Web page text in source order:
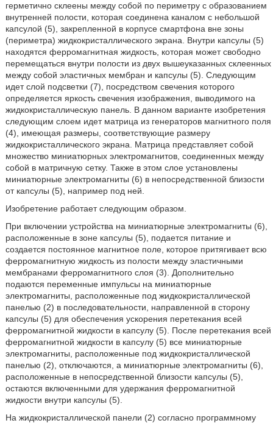
герметично склеены между собой по периметру с образованием
внутренней полости, которая соединена каналом с небольшой
капсулой (5), закрепленной в корпусе смартфона вне зоны
(периметра) жидкокристаллического экрана. Внутри капсулы (5)
находятся ферромагнитная жидкость, которая может свободно
перемещаться внутри полости из двух вышеуказанных склеенных
между собой эластичных мембран и капсулы (5). Следующим
идет слой подсветки (7), посредством свечения которого
определяется яркость свечения изображения, выводимого на
жидкокристаллическую панель. В данном варианте изобретения
следующим слоем идет матрица из генераторов магнитного поля
(4), имеющая размеры, соответствующие размеру
жидкокристаллического экрана. Матрица представляет собой
множество миниатюрных электромагнитов, соединенных между
собой в матричную сетку. Также в этом слое установлены
миниатюрные электромагниты (6) в непосредственной близости
от капсулы (5), например под ней.
Изобретение работает следующим образом.
При включении устройства на миниатюрные электромагниты (6),
расположенные в зоне капсулы (5), подается питание и
создается постоянное магнитное поле, которое притягивает всю
ферромагнитную жидкость из полости между эластичными
мембранами ферромагнитного слоя (3). Дополнительно
подаются переменные импульсы на миниатюрные
электромагниты, расположенные под жидкокристаллической
панелью (2) в последовательности, направленной в сторону
капсулы (5) для обеспечения ускорения перетекания всей
ферромагнитной жидкости в капсулу (5). После перетекания всей
ферромагнитной жидкости в капсулу (5) все миниатюрные
электромагниты, расположенные под жидкокристаллической
панелью (2), отключаются, а миниатюрные электромагниты (6),
расположенные в непосредственной близости капсулы (5),
остаются включенными для удержания ферромагнитной
жидкости внутри капсулы (5).
На жидкокристаллической панели (2) согласно программному